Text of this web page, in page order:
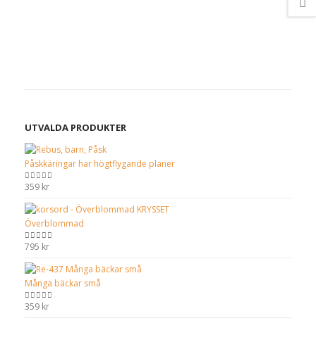
UTVALDA PRODUKTER
Påskkäringar har högtflygande planer
0out of 5
359 kr
Överblommad
0out of 5
795 kr
Många bäckar små
0out of 5
359 kr